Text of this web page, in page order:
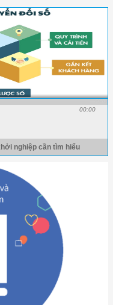
00:00
nghiệp cần tìm hiểu